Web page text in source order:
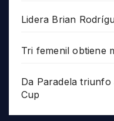
Lidera Brian
Tri femenil obtiene
Da Paradela
Cup